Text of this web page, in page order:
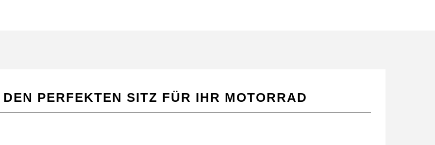
PERFEKTEN SITZ FÜR IHR MOTORRAD